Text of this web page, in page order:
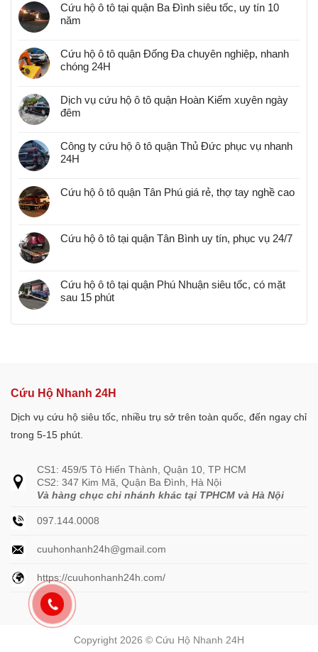
Cứu hộ ô tô tại quận Ba Đình siêu tốc, uy tín 10
năm
Cứu hộ ô tô quận Đống Đa chuyên nghiệp, nhanh
chóng 24H
Dịch vụ cứu hộ ô tô quận Hoàn Kiếm xuyên ngày
đêm
Công ty cứu hộ ô tô quận Thủ Đức phục vụ nhanh
24H
Cứu hộ ô tô quận Tân Phú giá rẻ, thợ tay nghề cao
Cứu hộ ô tô tại quận Tân Bình uy tín, phục vụ 24/7
Cứu hộ ô tô tại quận Phú Nhuận siêu tốc, có mặt
sau 15 phút
Cứu Hộ Nhanh 24H
Dịch vụ cứu hộ siêu tốc, nhiều trụ sở trên toàn quốc, đến ngay chỉ
trong 5-15 phút.
CS1: 459/5 Tô Hiến Thành, Quận 10, TP HCM
CS2: 347 Kim Mã, Quận Ba Đình, Hà Nội
Và hàng chục chi nhánh khác tại TPHCM và Hà Nội
097.144.0008
cuuhonhanh24h@gmail.com
https://cuuhonhanh24h.com/
Copyright 2026 © Cứu Hộ Nhanh 24H